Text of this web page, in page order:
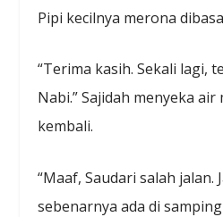
Pipi kecilnya merona
“Terima kasih. Sekali lagi,
Nabi.” Sajidah menyeka
kembali.
“Maaf, Saudari salah jalan.
sebenarnya ada di